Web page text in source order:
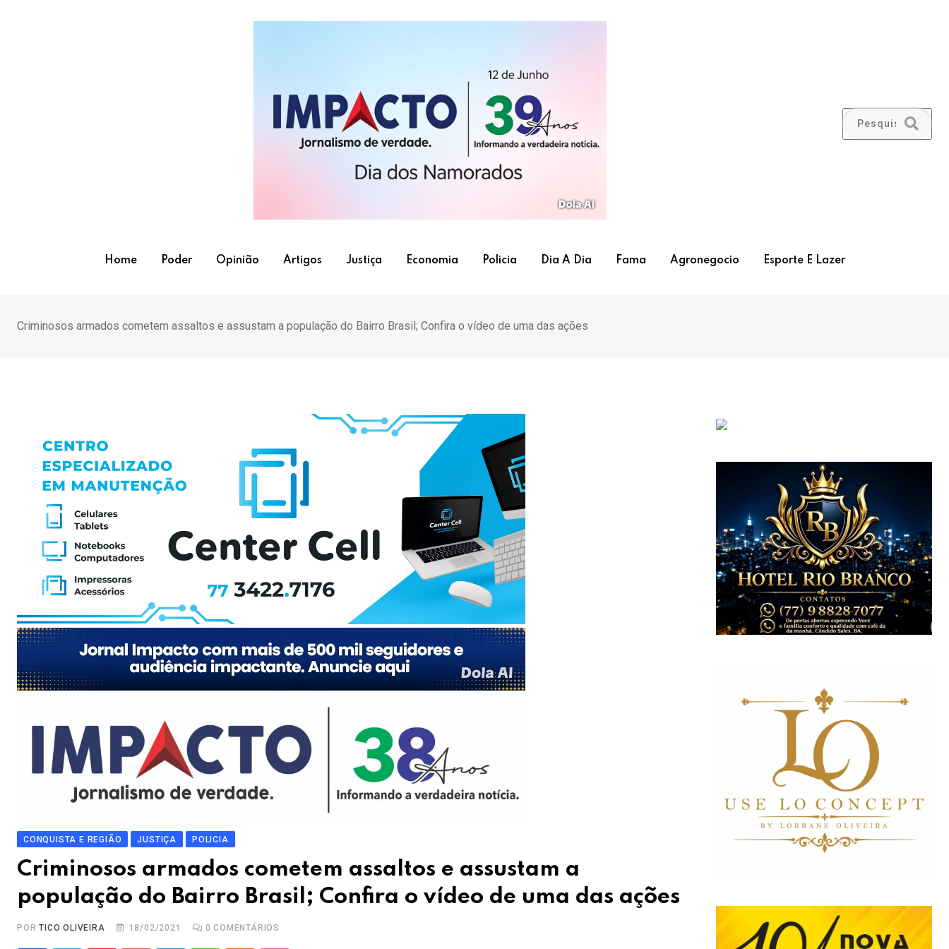
Home Poder Opinião Artigos Justiça Economia Policia Dia A Dia Fama Agronegocio Esporte E Lazer
Criminosos armados cometem assaltos e assustam a população do Bairro Brasil; Confira o vídeo de uma das ações
CONQUISTA E REGIÃO JUSTIÇA POLICIA
Criminosos armados cometem assaltos e assustam a
população do Bairro Brasil; Confira o vídeo de uma das ações
PORTICO OLIVEIRA 18/02/2021 0 COMENTÁRIOS